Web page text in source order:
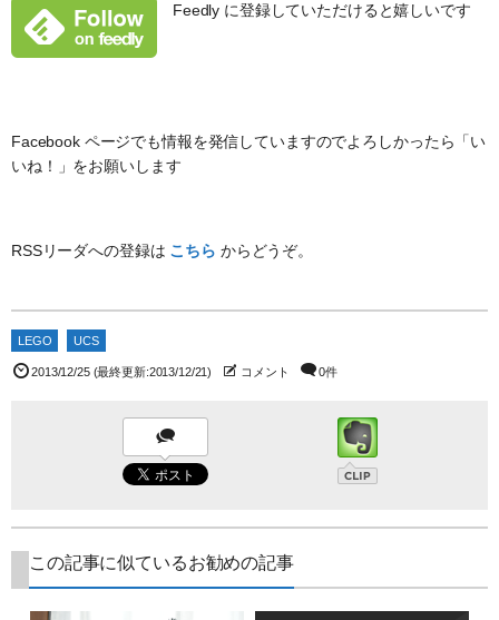
Feedly に登録していただけると嬉しいです
Facebook ページでも情報を発信していますのでよろしかったら「い
いね！」をお願いします
RSSリーダへの登録は こちら からどうぞ。
LEGO UCS
2013/12/25(最終更新:2013/12/21) コメント 0件
この記事に似ているお勧めの記事